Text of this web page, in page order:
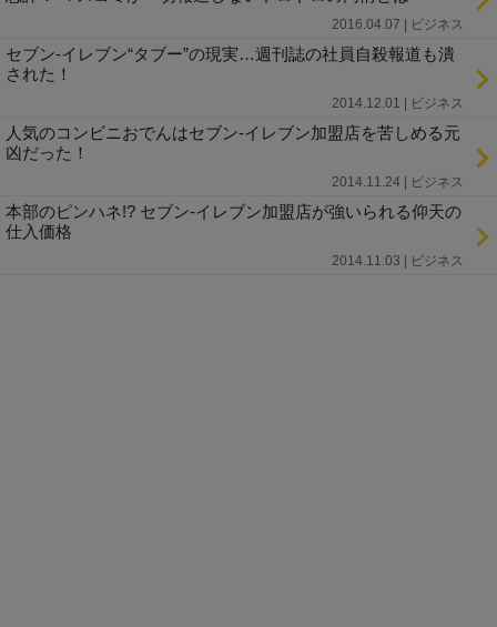
2016.04.07 | ビジネス
セブン-イレブン“タブー”の現実…週刊誌の社員自殺報道も潰
された！
2014.12.01 | ビジネス
人気のコンビニおでんはセブン-イレブン加盟店を苦しめる元
凶だった！
2014.11.24 | ビジネス
本部のピンハネ!? セブン-イレブン加盟店が強いられる仰天の
仕入価格
2014.11.03 | ビジネス